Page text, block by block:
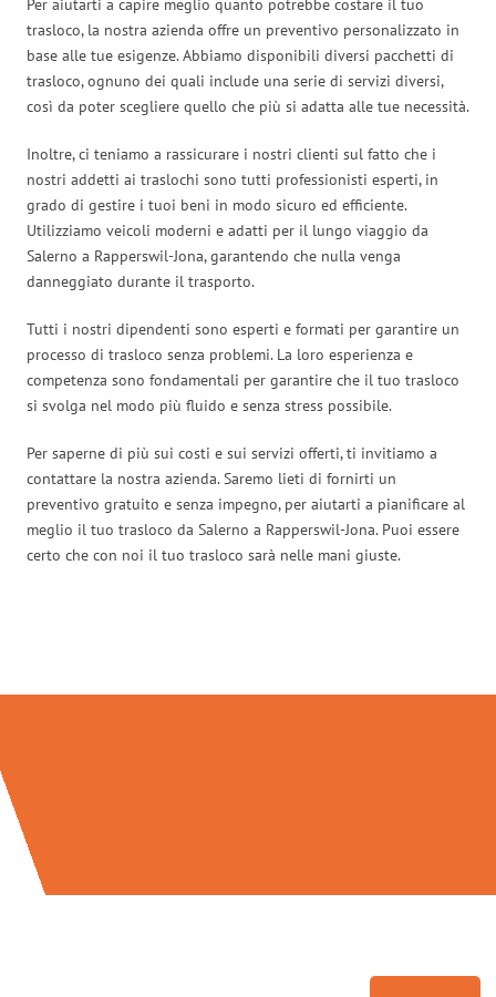
Per aiutarti a capire meglio quanto potrebbe costare il tuo
trasloco, la nostra azienda offre un preventivo personalizzato in
base alle tue esigenze. Abbiamo disponibili diversi pacchetti di
trasloco, ognuno dei quali include una serie di servizi diversi,
così da poter scegliere quello che più si adatta alle tue necessità.
Inoltre, ci teniamo a rassicurare i nostri clienti sul fatto che i
nostri addetti ai traslochi sono tutti professionisti esperti, in
grado di gestire i tuoi beni in modo sicuro ed efficiente.
Utilizziamo veicoli moderni e adatti per il lungo viaggio da
Salerno a Rapperswil-Jona, garantendo che nulla venga
danneggiato durante il trasporto.
Tutti i nostri dipendenti sono esperti e formati per garantire un
processo di trasloco senza problemi. La loro esperienza e
competenza sono fondamentali per garantire che il tuo trasloco
si svolga nel modo più fluido e senza stress possibile.
Per saperne di più sui costi e sui servizi offerti, ti invitiamo a
contattare la nostra azienda. Saremo lieti di fornirti un
preventivo gratuito e senza impegno, per aiutarti a pianificare al
meglio il tuo trasloco da Salerno a Rapperswil-Jona. Puoi essere
certo che con noi il tuo trasloco sarà nelle mani giuste.